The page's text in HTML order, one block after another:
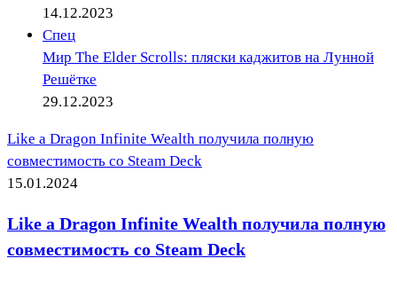
14.12.2023
Спец
Мир The Elder Scrolls: пляски каджитов на Лунной
Решётке
29.12.2023
Like a Dragon Infinite Wealth получила полную
совместимость со Steam Deck
15.01.2024
Like a Dragon Infinite Wealth получила полную
совместимость со Steam Deck